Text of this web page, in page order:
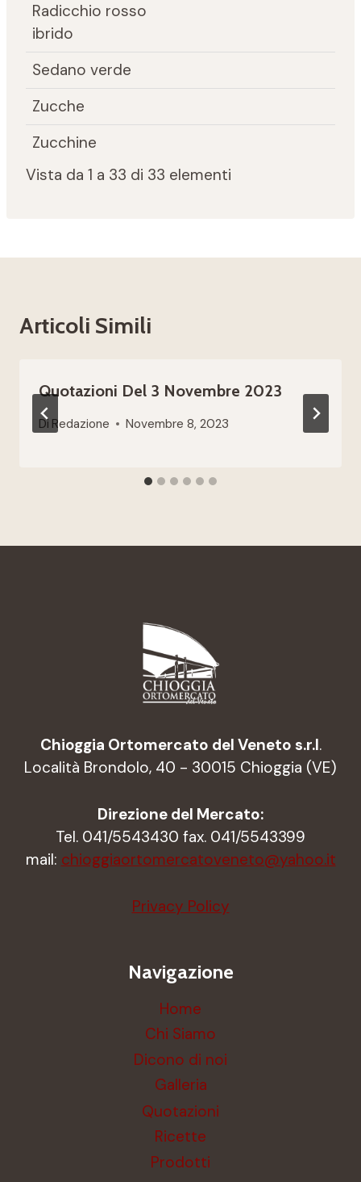
Radicchio rosso
ibrido
Sedano verde
Zucche
Zucchine
Vista da 1 a 33 di 33 elementi
Articoli Simili
Quotazioni Del 3 Novembre 2023
Di Redazione Novembre 8, 2023
Chioggia Ortomercato del Veneto s.r.l.
Località Brondolo, 40 - 30015 Chioggia (VE)
Direzione del Mercato:
Tel. 041/5543430 fax. 041/5543399
mail: chioggiaortomercatoveneto@yahoo.it
Privacy Policy
Navigazione
Home
Chi Siamo
Dicono di noi
Galleria
Quotazioni
Ricette
Prodotti